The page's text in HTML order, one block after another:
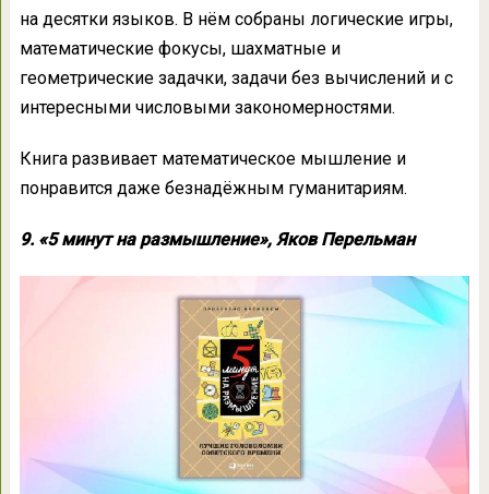
на десятки языков. В нём собраны логические игры,
математические фокусы, шахматные и
геометрические задачки, задачи без вычислений и с
интересными числовыми закономерностями.
Книга развивает математическое мышление и
понравится даже безнадёжным гуманитариям.
9. «5 минут на размышление», Яков Перельман